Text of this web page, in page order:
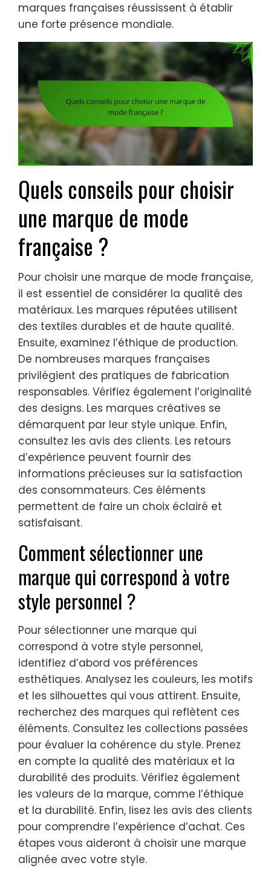
marques françaises réussissent à établir
une forte présence mondiale.
Quels conseils pour choisir
une marque de mode
française ?
Pour choisir une marque de mode française,
il est essentiel de considérer la qualité des
matériaux. Les marques réputées utilisent
des textiles durables et de haute qualité.
Ensuite, examinez l’éthique de production.
De nombreuses marques françaises
privilégient des pratiques de fabrication
responsables. Vérifiez également l’originalité
des designs. Les marques créatives se
démarquent par leur style unique. Enfin,
consultez les avis des clients. Les retours
d’expérience peuvent fournir des
informations précieuses sur la satisfaction
des consommateurs. Ces éléments
permettent de faire un choix éclairé et
satisfaisant.
Comment sélectionner une
marque qui correspond à votre
style personnel ?
Pour sélectionner une marque qui
correspond à votre style personnel,
identifiez d’abord vos préférences
esthétiques. Analysez les couleurs, les motifs
et les silhouettes qui vous attirent. Ensuite,
recherchez des marques qui reflètent ces
éléments. Consultez les collections passées
pour évaluer la cohérence du style. Prenez
en compte la qualité des matériaux et la
durabilité des produits. Vérifiez également
les valeurs de la marque, comme l’éthique
et la durabilité. Enfin, lisez les avis des clients
pour comprendre l’expérience d’achat. Ces
étapes vous aideront à choisir une marque
alignée avec votre style.